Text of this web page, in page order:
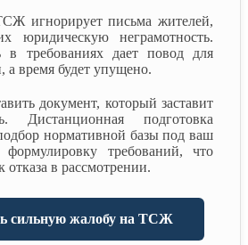
игнорирует письма жителей,
юридическую неграмотность.
в требованиях дает повод для
а время будет упущено.
документ, который заставит
Дистанционная подготовка
нормативной базы под ваш
требований, что
в рассмотрении.
сильную жалобу на ТСЖ